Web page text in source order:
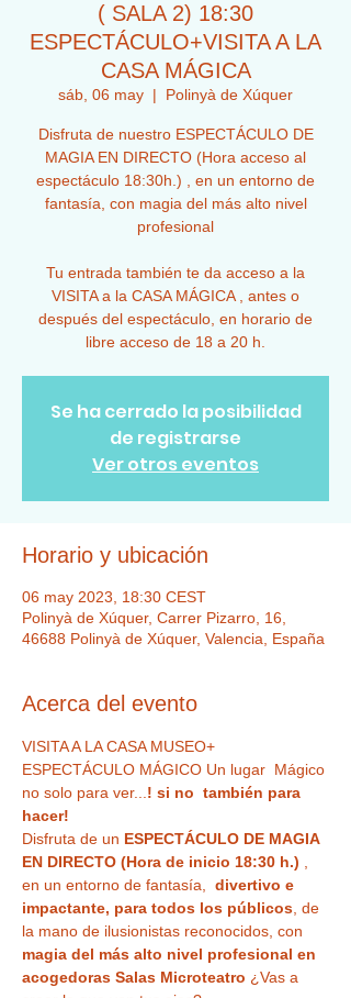
( SALA 2) 18:30
ESPECTÁCULO+VISITA A LA
CASA MÁGICA
sáb, 06 may
  |
Polinyà de Xúquer
Disfruta de nuestro ESPECTÁCULO DE
MAGIA EN DIRECTO (Hora acceso al
espectáculo 18:30h.) , en un entorno de
fantasía, con magia del más alto nivel
profesional
Tu entrada también te da acceso a la
VISITA a la CASA MÁGICA , antes o
después del espectáculo, en horario de
libre acceso de 18 a 20 h.
Se ha cerrado la posibilidad
de registrarse
Ver otros eventos
Horario y ubicación
06 may 2023, 18:30 CEST
Polinyà de Xúquer, Carrer Pizarro, 16,
46688 Polinyà de Xúquer, Valencia, España
Acerca del evento
VISITA A LA CASA MUSEO+
ESPECTÁCULO MÁGICO Un lugar  Mágico
no solo para ver... ! si no  también para
hacer!
Disfruta de un ESPECTÁCULO DE MAGIA
EN DIRECTO (Hora de inicio 18:30 h.)
en un entorno de fantasía, divertivo e
impactante, para todos los públicos , de
la mano de ilusionistas reconocidos, con
magia del más alto nivel profesional en
acogedoras Salas Microteatro ¿Vas a